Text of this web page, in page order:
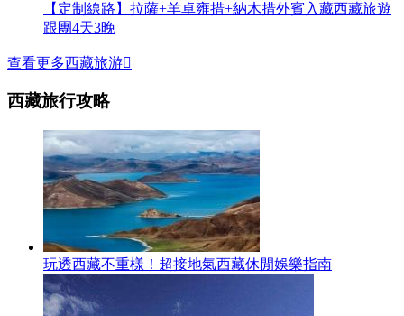
【定制線路】拉薩+羊卓雍措+納木措外賓入藏西藏旅遊
跟團4天3晚
查看更多西藏旅游
西藏旅行攻略
玩透西藏不重樣！超接地氣西藏休閒娛樂指南